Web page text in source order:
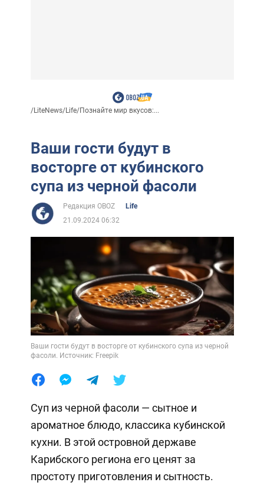
/LiteNews/Life/Познайте мир вкусов:...
Ваши гости будут в
восторге от кубинского
супа из черной фасоли
Редакция OBOZ
Life
21.09.2024 06:32
Ваши гости будут в восторге от кубинского супа из черной
фасоли. Источник: Freepik
Суп из черной фасоли — сытное и
ароматное блюдо, классика кубинской
кухни. В этой островной державе
Карибского региона его ценят за
простоту приготовления и сытность.